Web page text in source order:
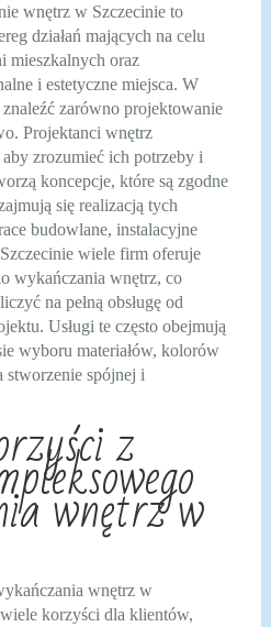
wnętrz w Szczecinie to
działań mających na celu
mieszkalnych oraz
i estetyczne miejsca. W
znaleźć zarówno projektowanie
Projektanci wnętrz
zrozumieć ich potrzeby i
koncepcje, które są zgodne
się realizacją tych
budowlane, instalacyjne
wiele firm oferuje
wykańczania wnętrz, co
na pełną obsługę od
Usługi te często obejmują
wyboru materiałów, kolorów
stworzenie spójnej i
z
wnętrz w
wnętrz w
korzyści dla klientów,